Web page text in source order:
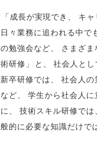
「成長が実現でき 、 キ
日々業務に追われる中で
の勉強会など、 さまざ
術研修 」 と 、 社会人と
新卒研修では、 社会人の
など、 学生から社会人
に、 技術スキル研修では、
般的に必要な知識だけで